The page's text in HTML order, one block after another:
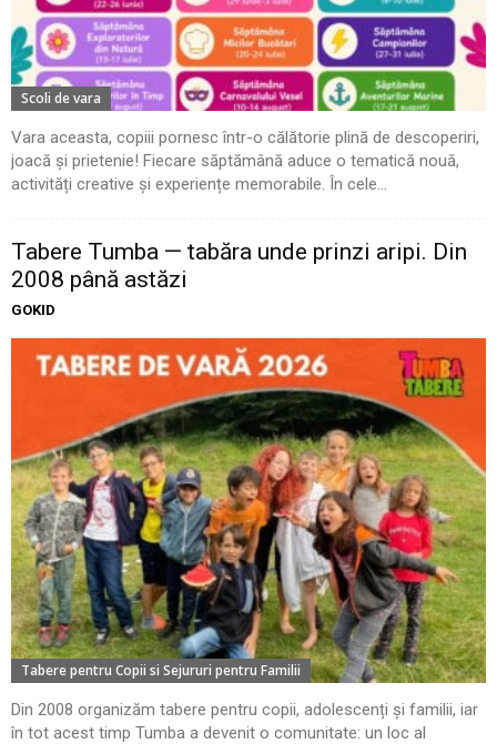
Scoli de vara
Vara aceasta, copiii pornesc într-o călătorie plină de descoperiri,
joacă și prietenie! Fiecare săptămână aduce o tematică nouă,
activități creative și experiențe memorabile. În cele...
Tabere Tumba — tabăra unde prinzi aripi. Din
2008 până astăzi
GOKID
Tabere pentru Copii si Sejururi pentru Familii
Din 2008 organizăm tabere pentru copii, adolescenți și familii, iar
în tot acest timp Tumba a devenit o comunitate: un loc al